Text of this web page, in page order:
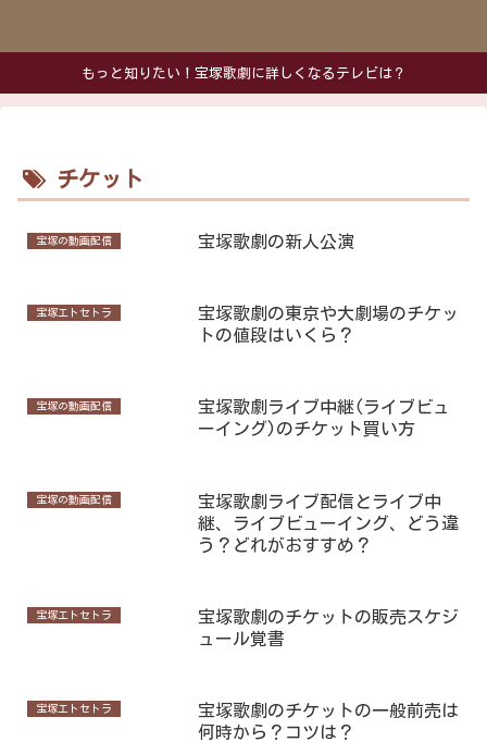
もっと知りたい！宝塚歌劇に詳しくなるテレビは？
チケット
宝塚の動画配信 宝塚歌劇の新人公演
宝塚エトセトラ
宝塚歌劇の東京や大劇場のチケッ
トの値段はいくら？
宝塚の動画配信
宝塚歌劇ライブ中継(ライブビュ
ーイング)のチケット買い方
宝塚の動画配信
宝塚歌劇ライブ配信とライブ中
継、ライブビューイング、どう違
う？どれがおすすめ？
宝塚エトセトラ
宝塚歌劇のチケットの販売スケジ
ュール覚書
宝塚エトセトラ
宝塚歌劇のチケットの一般前売は
何時から？コツは？